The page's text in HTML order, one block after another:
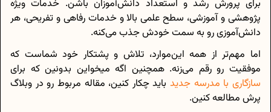
برای پرورش رشد و استعداد دانش‌آموزان باشن. خدمات ویژه
پژوهشی و آموزشی، سطح علمی بالا و خدمات رفاهی و تفریحی، هر
دانش‌آموزی رو به سمت خودش جذب می‌کنه.
اما مهم‌تر از همه این‌موارد، تلاش و پشتکار خود شماست که
موفقیت رو رقم می‌زنه. همچنین اگه میخواین بدونین که برای
سازگاری با مدرسه جدیدباید چکار کنین، مقاله مربوط رو در وبلاگ
پرش مطالعه کنین.